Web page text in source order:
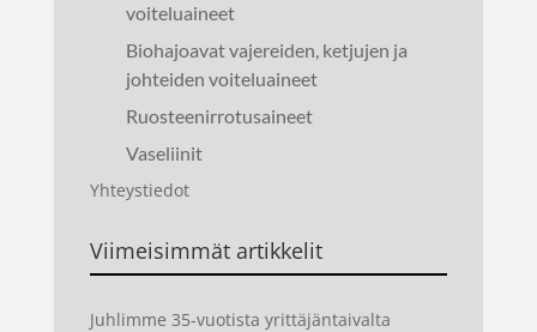
voiteluaineet
Biohajoavat vajereiden, ketjujen ja
johteiden voiteluaineet
Ruosteenirrotusaineet
Vaseliinit
Yhteystiedot
Viimeisimmät artikkelit
Juhlimme 35-vuotista yrittäjäntaivalta